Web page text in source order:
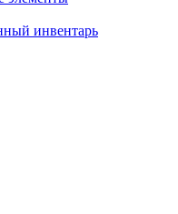
инвентарь